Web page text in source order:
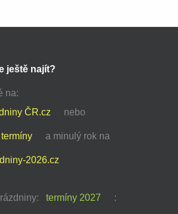
ještě najít?
na:
ČR.cz
nebo
a minulý rok na
2026.cz
termíny 2027 :